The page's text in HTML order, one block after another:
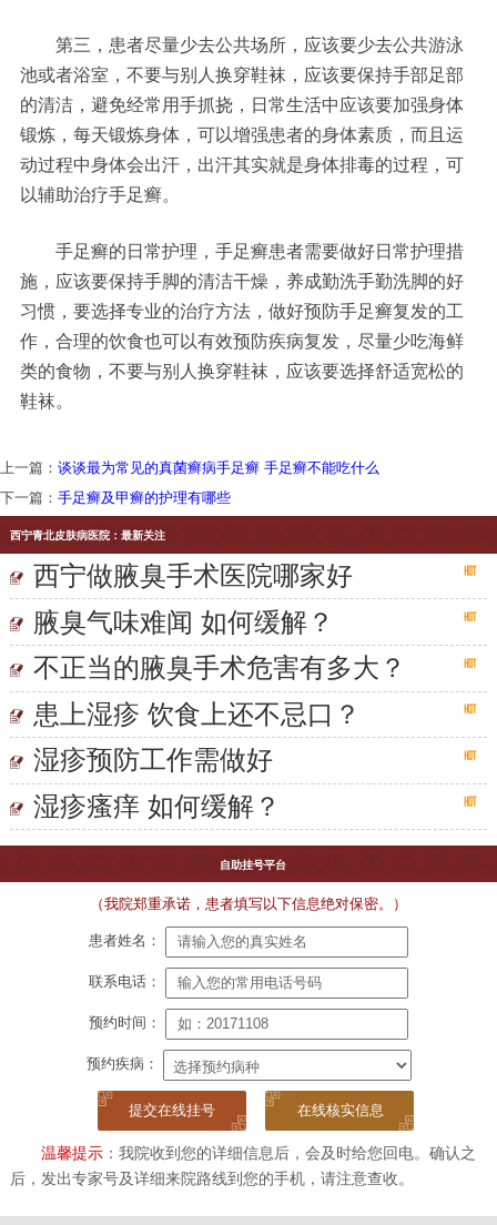
第三，患者尽量少去公共场所，应该要少去公共游泳
池或者浴室，不要与别人换穿鞋袜，应该要保持手部足部
的清洁，避免经常用手抓挠，日常生活中应该要加强身体
锻炼，每天锻炼身体，可以增强患者的身体素质，而且运
动过程中身体会出汗，出汗其实就是身体排毒的过程，可
以辅助治疗手足癣。
手足癣的日常护理，手足癣患者需要做好日常护理措
施，应该要保持手脚的清洁干燥，养成勤洗手勤洗脚的好
习惯，要选择专业的治疗方法，做好预防手足癣复发的工
作，合理的饮食也可以有效预防疾病复发，尽量少吃海鲜
类的食物，不要与别人换穿鞋袜，应该要选择舒适宽松的
鞋袜。
上一篇： 谈谈最为常见的真菌癣病手足癣 手足癣不能吃什么
下一篇： 手足癣及甲癣的护理有哪些
西宁青北皮肤病医院：最新关注
西宁做腋臭手术医院哪家好
腋臭气味难闻 如何缓解？
不正当的腋臭手术危害有多大？
患上湿疹 饮食上还不忌口？
湿疹预防工作需做好
湿疹瘙痒 如何缓解？
自助挂号平台
（我院郑重承诺，患者填写以下信息绝对保密。）
患者姓名：
联系电话：
预约时间：
预约疾病：
在线核实信息
温馨提示：我院收到您的详细信息后，会及时给您回电。确认之
后，发出专家号及详细来院路线到您的手机，请注意查收。